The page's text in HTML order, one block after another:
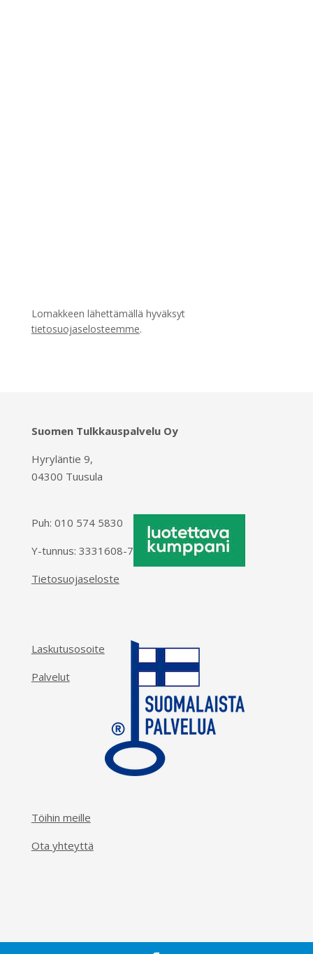
Lomakkeen lähettämällä hyväksyt
tietosuojaselosteemme.
Suomen Tulkkauspalvelu Oy
Hyryläntie 9,
04300 Tuusula
Puh: 010 574 5830
Y-tunnus: 3331608-7
Tietosuojaseloste
Laskutusosoite
Palvelut
Töihin meille
Ota yhteyttä